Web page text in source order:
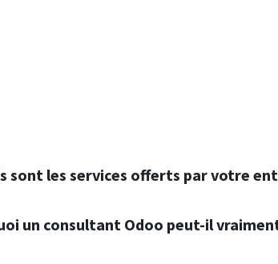
sont les services offerts par votre
un consultant Odoo peut-il